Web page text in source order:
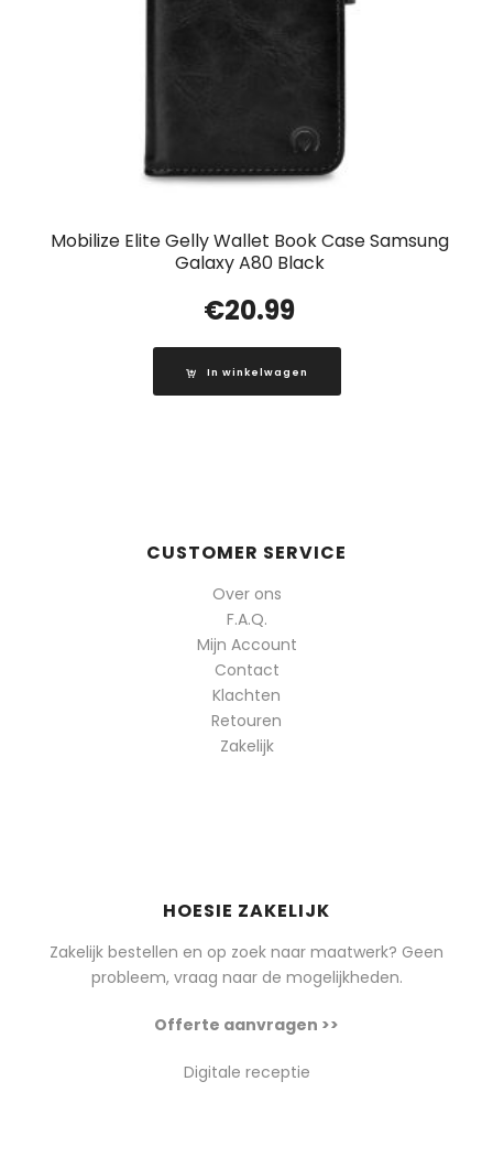
Mobilize Elite Gelly Wallet Book Case Samsung
Galaxy A80 Black
€20.99
In winkelwagen
CUSTOMER SERVICE
Over ons
F.A.Q.
Mijn Account
Contact
Klachten
Retouren
Zakelijk
HOESIE ZAKELIJK
Zakelijk bestellen en op zoek naar maatwerk? Geen
probleem, vraag naar de mogelijkheden.
Offerte aanvragen >>
Digitale receptie